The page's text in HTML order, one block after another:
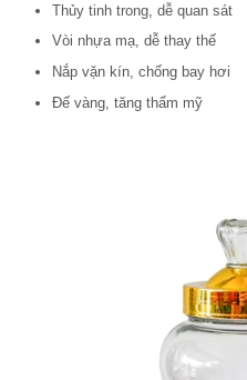
Thủy tinh trong, dễ quan sát
Vòi nhựa mạ, dễ thay thế
Nắp vặn kín, chống bay hơi
Đế vàng, tăng thẩm mỹ